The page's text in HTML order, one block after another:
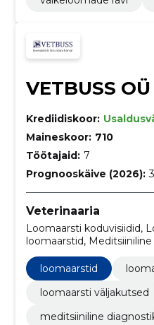
VETBUSS OÜ
Krediidiskoor:
Maineskoor: 710
Töötajaid: 7
Prognooskäive (2026):
Veterinaaria
Loomaarsti koduvisiidid,
loomaarstid,
steriliseerimine, Ultraheli
loomaarstid
loomaarsti väljakutsed
meditsiiniline